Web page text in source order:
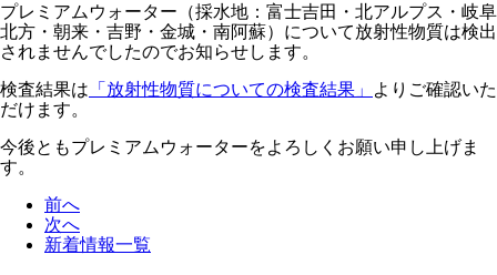
プレミアムウォーター（採水地：富士吉田・北アルプス・岐阜
北方・朝来・吉野・金城・南阿蘇）について放射性物質は検出
されませんでしたのでお知らせします。
検査結果は 「放射性物質についての検査結果」
よりご確認いた
だけます。
今後ともプレミアムウォーターをよろしくお願い申し上げま
す。
前へ
次へ
新着情報一覧